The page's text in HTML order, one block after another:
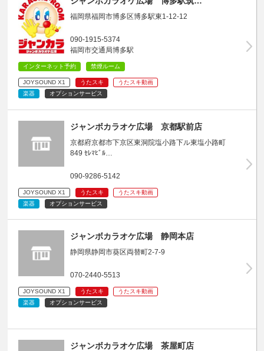
福岡県福岡市博多区博多駅東1-12-12
090-1915-5374
福岡市交通局博多駅
インターネット予約 禁煙ルーム
JOYSOUND X1 うたスキ
うたスキ動画
楽器
オプションサービス
ジャンボカラオケ広場 京都駅前店
京都府京都市下京区東洞院塩小路下ル東塩小路町
849 ｾﾚﾏﾋﾞﾙ…
090-9286-5142
JOYSOUND X1 うたスキ
うたスキ動画
楽器
オプションサービス
ジャンボカラオケ広場 静岡本店
静岡県静岡市葵区両替町2-7-9
070-2440-5513
JOYSOUND X1 うたスキ
うたスキ動画
楽器
オプションサービス
ジャンボカラオケ広場 茶屋町店